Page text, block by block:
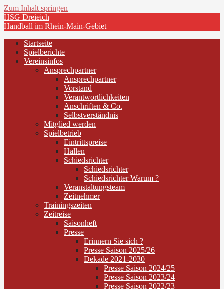
Zum Inhalt springen
HSG Dreieich
Handball im Rhein-Main-Gebiet
Startseite
Spielberichte
Vereinsinfos
Ansprechpartner
Ansprechpartner
Vorstand
Verantwortlichkeiten
Anschriften & Co.
Selbstverständnis
Mitglied werden
Spielbetrieb
Eintrittspreise
Hallen
Schiedsrichter
Schiedsrichter
Schiedsrichter Warum ?
Veranstaltungsteam
Zeitnehmer
Trainingszeiten
Zeitreise
Saisonheft
Presse
Erinnern Sie sich ?
Presse Saison 2025/26
Dekade 2021-2030
Presse Saison 2024/25
Presse Saison 2023/24
Presse Saison 2022/23